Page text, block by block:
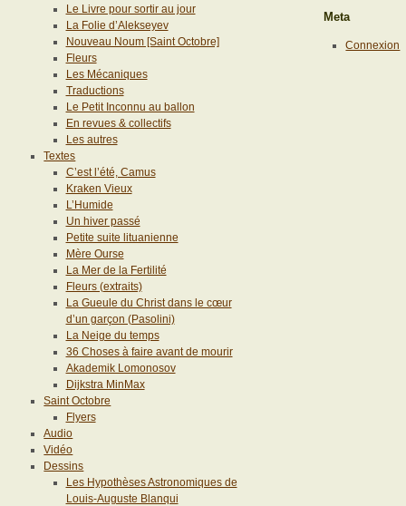
Le Livre pour sortir au jour
La Folie d’Alekseyev
Nouveau Noum [Saint Octobre]
Fleurs
Les Mécaniques
Traductions
Le Petit Inconnu au ballon
En revues & collectifs
Les autres
Textes
C’est l’été, Camus
Kraken Vieux
L’Humide
Un hiver passé
Petite suite lituanienne
Mère Ourse
La Mer de la Fertilité
Fleurs (extraits)
La Gueule du Christ dans le cœur
d’un garçon (Pasolini)
La Neige du temps
36 Choses à faire avant de mourir
Akademik Lomonosov
Dijkstra MinMax
Saint Octobre
Flyers
Audio
Vidéo
Dessins
Les Hypothèses Astronomiques de
Louis-Auguste Blanqui
Meta
Connexion